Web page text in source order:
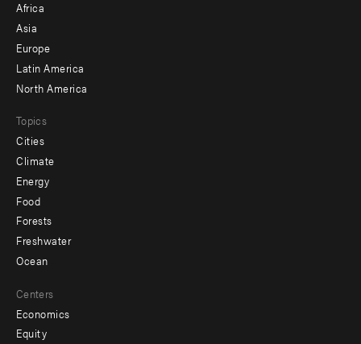
-
secondary
Africa
Asia
Europe
Latin America
North America
Topics
Cities
Climate
Energy
Food
Forests
Freshwater
Ocean
Centers
Economics
Equity